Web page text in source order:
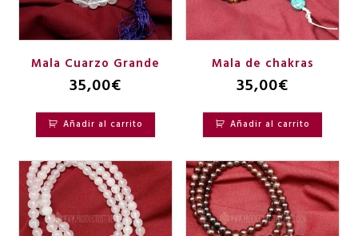
Mala Cuarzo Grande
35,00€
Añadir al carrito
Mala de chakras
35,00€
Añadir al carrito